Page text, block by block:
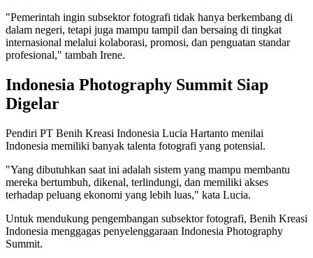
"Pemerintah ingin subsektor fotografi tidak hanya berkembang di
dalam negeri, tetapi juga mampu tampil dan bersaing di tingkat
internasional melalui kolaborasi, promosi, dan penguatan standar
profesional," tambah Irene.
Indonesia Photography Summit Siap
Digelar
Pendiri PT Benih Kreasi Indonesia Lucia Hartanto menilai
Indonesia memiliki banyak talenta fotografi yang potensial.
"Yang dibutuhkan saat ini adalah sistem yang mampu membantu
mereka bertumbuh, dikenal, terlindungi, dan memiliki akses
terhadap peluang ekonomi yang lebih luas," kata Lucia.
Untuk mendukung pengembangan subsektor fotografi, Benih Kreasi
Indonesia menggagas penyelenggaraan Indonesia Photography
Summit.